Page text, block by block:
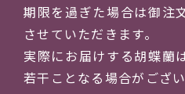
期限を過ぎた場合は御注
させていただきます。
実際にお届けする胡蝶蘭
若干ことなる場合がござい